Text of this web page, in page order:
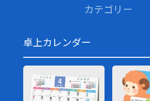
カテゴリー
卓上カレンダー